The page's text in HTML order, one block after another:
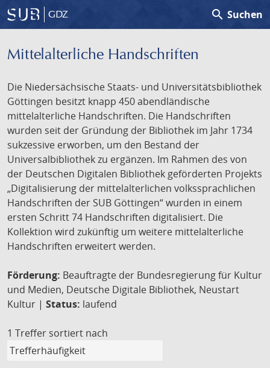
GDZ search Suchen
Mittelalterliche Handschriften
Die Niedersächsische Staats- und Universitätsbibliothek
Göttingen besitzt knapp 450 abendländische
mittelalterliche Handschriften. Die Handschriften
wurden seit der Gründung der Bibliothek im Jahr 1734
sukzessive erworben, um den Bestand der
Universalbibliothek zu ergänzen. Im Rahmen des von
der Deutschen Digitalen Bibliothek geförderten Projekts
„Digitalisierung der mittelalterlichen volkssprachlichen
Handschriften der SUB Göttingen“ wurden in einem
ersten Schritt 74 Handschriften digitalisiert. Die
Kollektion wird zukünftig um weitere mittelalterliche
Handschriften erweitert werden.
Förderung: Beauftragte der Bundesregierung für Kultur
und Medien, Deutsche Digitale Bibliothek, Neustart
Kultur | Status: laufend
1 Treffer sortiert nach